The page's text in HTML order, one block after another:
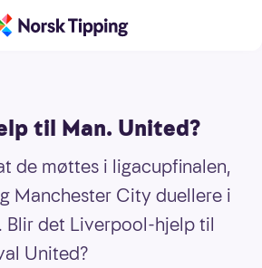
til Man. United?
de møttes i ligacupfinalen,
Manchester City duellere i
Blir det Liverpool-hjelp til
United?